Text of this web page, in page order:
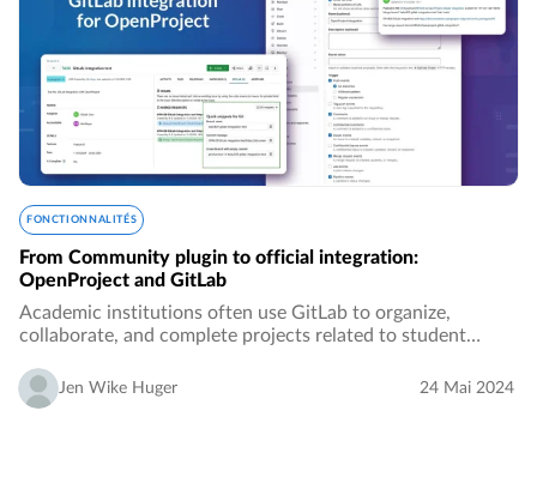
FONCTIONNALITÉS
From Community plugin to official integration:
OpenProject and GitLab
Academic institutions often use GitLab to organize,
collaborate, and complete projects related to student
classroom instruction. Many of these same academic…
Jen Wike Huger 24 Mai 2024